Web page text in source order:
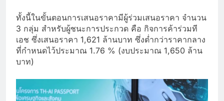
ทั้งนี้ในขั้นตอนการเสนอราคามีผู้ร่วมเสนอราคา จำนวน
3 กลุ่ม สำหรับผู้ชนะการประกวด คือ กิจการค้าร่วมที
เอช ซึ่งเสนอราคา 1,621 ล้านบาท ซึ่งต่ำกว่าราคากลาง
ที่กำหนดไว้ประมาณ 1.76 % (งบประมาณ 1,650 ล้าน
บาท)